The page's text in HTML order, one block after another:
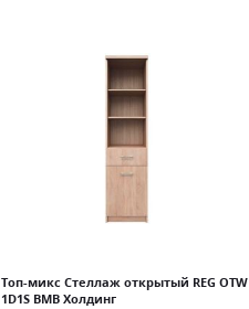
Топ-микс Стеллаж открытый REG OTW
1D1S ВМВ Холдинг